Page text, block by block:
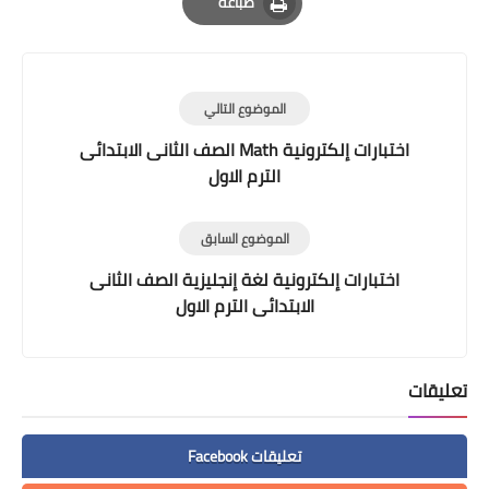
Print
الموضوع التالي
اختبارات إلكترونية Math الصف الثانى الابتدائى
الترم الاول
الموضوع السابق
اختبارات إلكترونية لغة إنجليزية الصف الثانى
الابتدائى الترم الاول
تعليقات
تعليقات Facebook